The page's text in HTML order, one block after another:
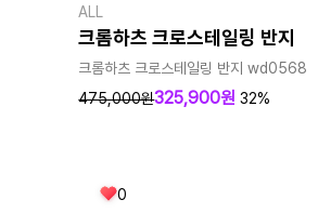
ALL
크롬하츠 크로스테일링 반지
크롬하츠 크로스테일링 반지 wd0568
475,000원325,900원 32%
0